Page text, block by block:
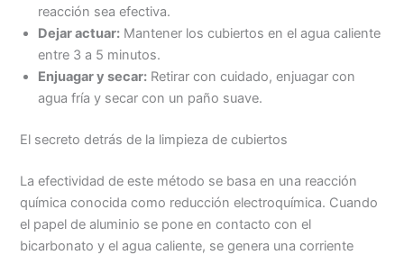
reacción sea efectiva.
Dejar actuar: Mantener los cubiertos en el agua caliente
entre 3 a 5 minutos.
Enjuagar y secar: Retirar con cuidado, enjuagar con
agua fría y secar con un paño suave.
El secreto detrás de la limpieza de cubiertos
La efectividad de este método se basa en una reacción
química conocida como reducción electroquímica. Cuando
el papel de aluminio se pone en contacto con el
bicarbonato y el agua caliente, se genera una corriente